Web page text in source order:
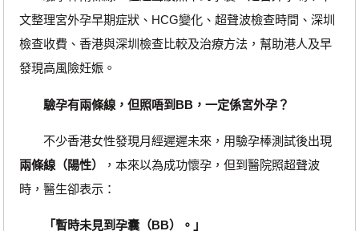
文整理宮外孕早期症狀、HCG變化、超聲波檢查時間、深圳
檢查收費、香港與深圳檢查比較及治療方法，幫助港人及早
發現高風險妊娠。
驗孕有兩條線，但照唔到BB，一定係宮外孕？
不少香港女性發現月經遲遲未來，用驗孕棒測試後出現
兩條線（陽性）
，本來以為成功懷孕，但到醫院照超聲波
時，醫生卻表示：
「暫時未見到孕囊（BB）。」